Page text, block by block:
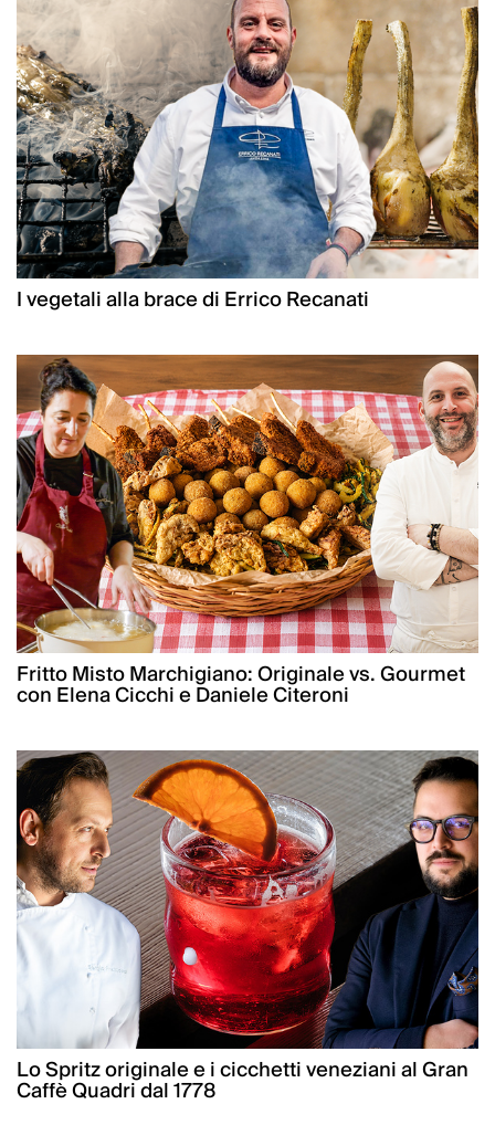
I vegetali alla brace di Errico Recanati
Fritto Misto Marchigiano: Originale vs. Gourmet
con Elena Cicchi e Daniele Citeroni
Lo Spritz originale e i cicchetti veneziani al Gran
Caffè Quadri dal 1778